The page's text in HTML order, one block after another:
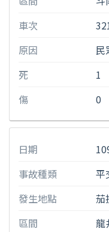
車次
原因
民
死
1
傷
0
日期
事故種類
平
發生地點
茄
區間
龍